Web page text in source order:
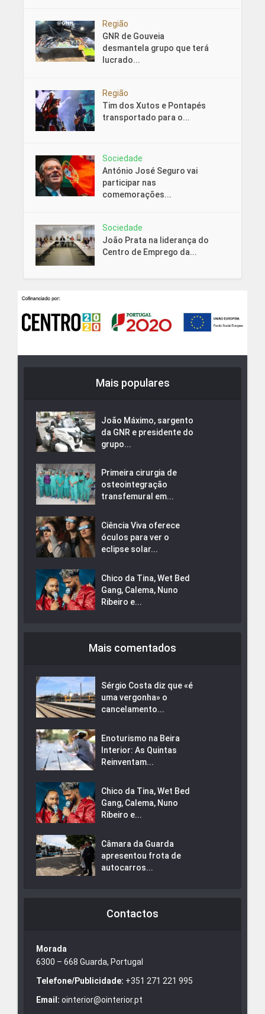
Região
GNR de Gouveia
desmantela grupo que terá
lucrado...
Região
Tim dos Xutos e Pontapés
transportado para o...
Sociedade
António José Seguro vai
participar nas
comemorações...
Sociedade
João Prata na liderança do
Centro de Emprego da...
Mais populares
João Máximo, sargento
da GNR e presidente do
grupo...
Primeira cirurgia de
osteointegração
transfemural em...
Ciência Viva oferece
óculos para ver o
eclipse solar...
Chico da Tina, Wet Bed
Gang, Calema, Nuno
Ribeiro e...
Mais comentados
Sérgio Costa diz que «é
uma vergonha» o
cancelamento...
Enoturismo na Beira
Interior: As Quintas
Reinventam...
Chico da Tina, Wet Bed
Gang, Calema, Nuno
Ribeiro e...
Câmara da Guarda
apresentou frota de
autocarros...
Contactos
Morada
6300 – 668 Guarda, Portugal
Telefone/Publicidade: +351 271 221 995
Email: ointerior@ointerior.pt